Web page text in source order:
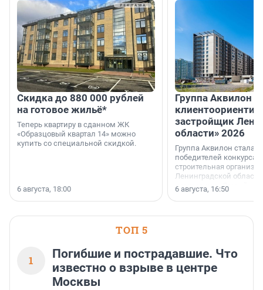
Скидка до 880 000 рублей
на готовое жильё*
Теперь квартиру в сданном ЖК
«Образцовый квартал 14» можно
купить со специальной скидкой.
6 августа, 18:00
Группа Аквилон
застройщик
области» 2026
Группа Аквилон стала
победителей конкурса
строительная
Ленинградской области
номинации «Самый
застройщик
области».
6 августа, 16:50
ТОП 5
1
Погибшие и пострадавшие. Что
известно о взрыве в центре
Москвы